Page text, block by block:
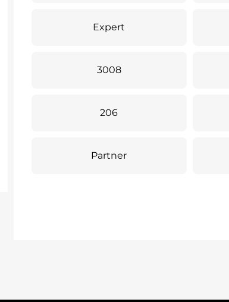
Expert
3008
206
Partner